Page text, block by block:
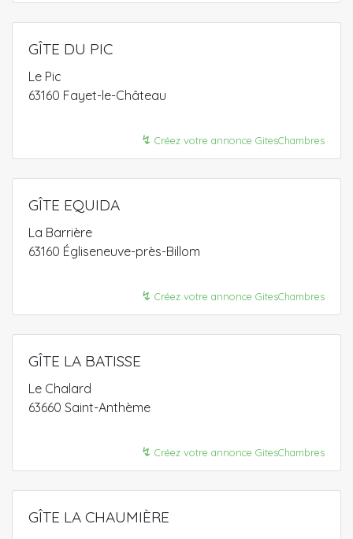
GÎTE DU PIC
Le Pic
63160 Fayet-le-Château
↯ Créez votre annonce GitesChambres
GÎTE EQUIDA
La Barrière
63160 Égliseneuve-près-Billom
↯ Créez votre annonce GitesChambres
GÎTE LA BATISSE
Le Chalard
63660 Saint-Anthème
↯ Créez votre annonce GitesChambres
GÎTE LA CHAUMIÈRE